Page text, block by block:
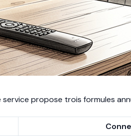
propose trois formules